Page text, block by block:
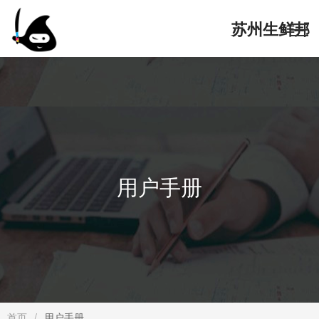
苏州生鲜邦
限公司官网
核心服务
解决方案
关于我们
用户手册